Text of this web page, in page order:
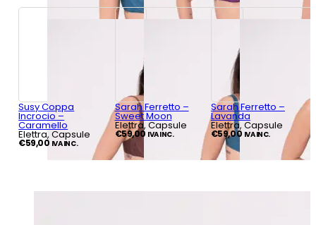
Susy Coppa
Incrocio –
Caramello
Elettra, Capsule
€59,00 IVA INC.
Sarah Ferretto –
Sweet Moon
Elettra, Capsule
€59,00 IVA INC.
Sarah Ferretto –
Lavanda
Elettra, Capsule
€59,00 IVA INC.